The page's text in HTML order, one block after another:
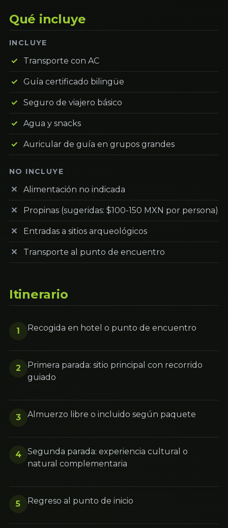
Qué incluye
INCLUYE
Transporte con AC
Guía certificado bilingüe
Seguro de viajero básico
Agua y snacks
Auricular de guía en grupos grandes
NO INCLUYE
Alimentación no indicada
Propinas (sugeridas: $100-150 MXN por persona)
Entradas a sitios arqueológicos
Transporte al punto de encuentro
Itinerario
1 Recogida en hotel o punto de encuentro
2
Primera parada: sitio principal con recorrido
guiado
3 Almuerzo libre o incluido según paquete
4
Segunda parada: experiencia cultural o
natural complementaria
5 Regreso al punto de inicio